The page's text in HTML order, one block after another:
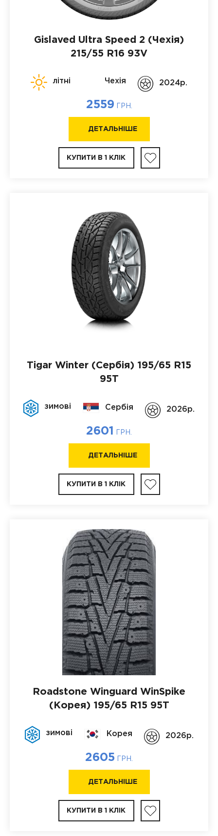
Gislaved Ultra Speed 2 (Чехія)
215/55 R16 93V
літні Чехія 2024p.
2559 ГРН.
ДЕТАЛЬНІШЕ
КУПИТИ В 1 КЛІК
Tigar Winter (Сербія) 195/65 R15
95T
зимові Сербія 2026p.
2601 ГРН.
ДЕТАЛЬНІШЕ
КУПИТИ В 1 КЛІК
Roadstone Winguard WinSpike
(Корея) 195/65 R15 95T
зимові Корея 2026p.
2605 ГРН.
ДЕТАЛЬНІШЕ
КУПИТИ В 1 КЛІК